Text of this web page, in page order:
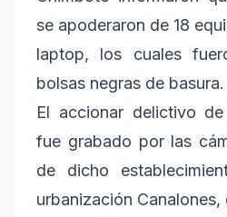
se apoderaron de 18
laptop, los cuales
bolsas negras de basura.
El accionar delictivo
fue grabado por las
de dicho
urbanización